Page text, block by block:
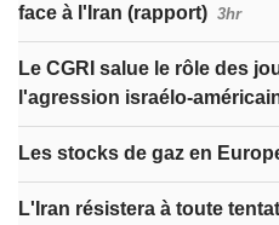
face à l'Iran (rapport) 3hr
Le CGRI salue le rôle des
l'agression israélo-
Les stocks de gaz en
L'Iran résistera à toute